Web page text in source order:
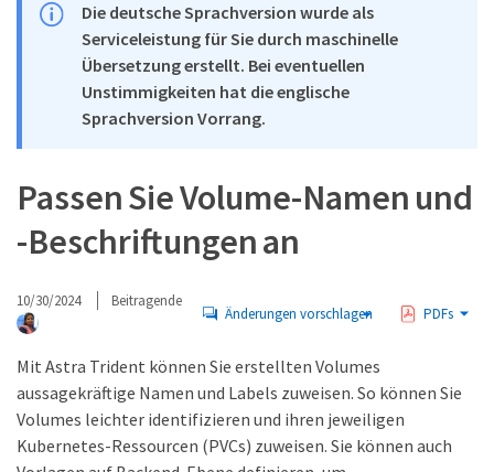
Die deutsche Sprachversion wurde als
Serviceleistung für Sie durch maschinelle
Übersetzung erstellt. Bei eventuellen
Unstimmigkeiten hat die englische
Sprachversion Vorrang.
Passen Sie Volume-Namen und
-Beschriftungen an
10/30/2024 Beitragende
Änderungen vorschlagen PDFs
Mit Astra Trident können Sie erstellten Volumes
aussagekräftige Namen und Labels zuweisen. So können Sie
Volumes leichter identifizieren und ihren jeweiligen
Kubernetes-Ressourcen (PVCs) zuweisen. Sie können auch